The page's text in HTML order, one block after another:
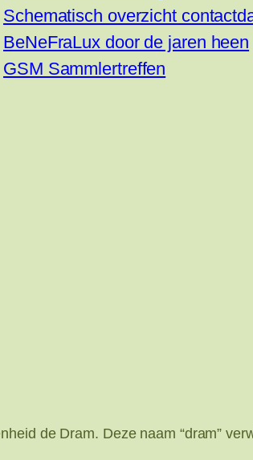
Schematisch overzicht
BeNeFraLux door de jaren heen
GSM Sammlertreffen
de Dram. Deze naam “dram”